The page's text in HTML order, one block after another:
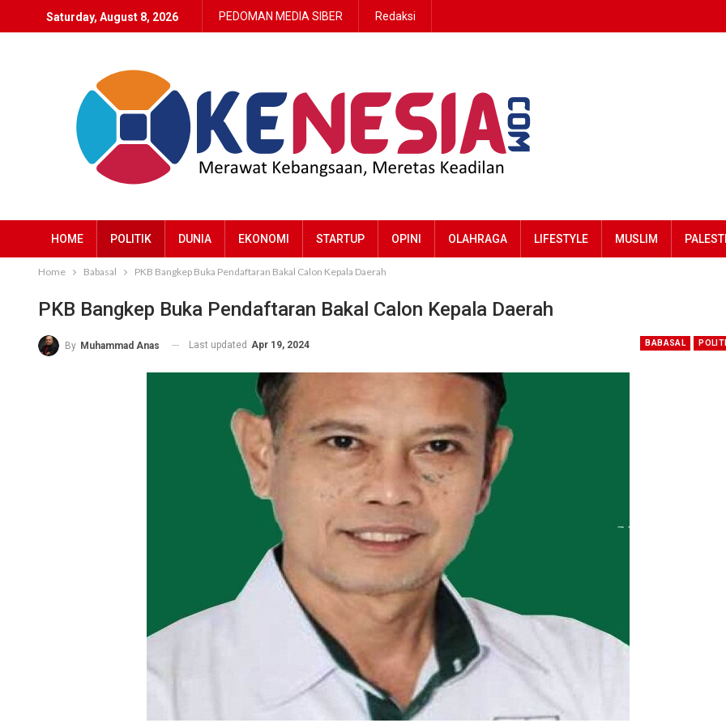
Saturday, August 8, 2026 PEDOMAN MEDIA SIBER Redaksi
HOME POLITIK DUNIA EKONOMI STARTUP OPINI OLAHRAGA LIFESTYLE MUSLIM
Home Babasal PKB Bangkep Buka Pendaftaran Bakal Calon Kepala Daerah
PKB Bangkep Buka Pendaftaran Bakal Calon Kepala Daerah
BABASAL
By Muhammad Anas Last updated Apr 19, 2024